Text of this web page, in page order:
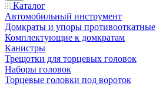
Каталог
Автомобильный инструмент
Домкраты и упоры противооткатные
Комплектующие к домкратам
Канистры
Трещотки для торцевых головок
Наборы головок
Торцевые головки под вороток